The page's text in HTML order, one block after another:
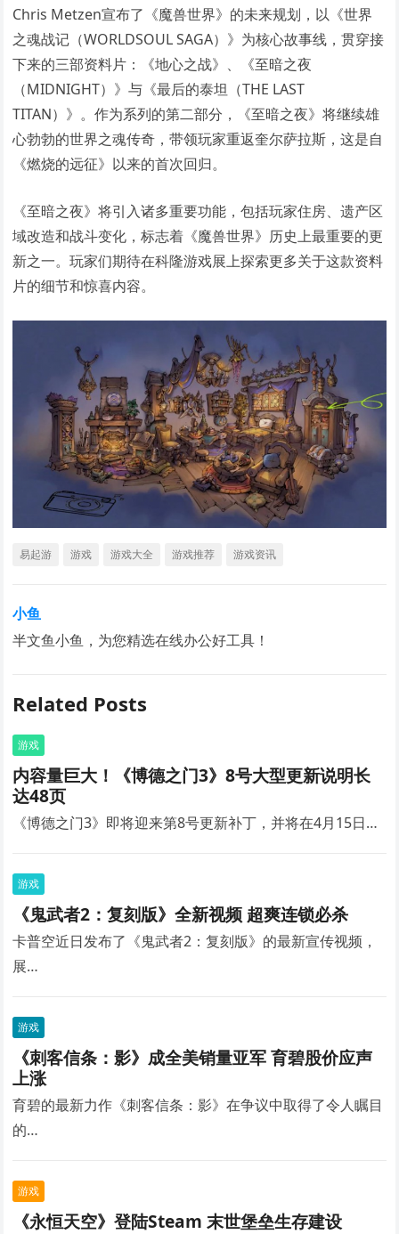
Chris Metzen宣布了《魔兽世界》的未来规划，以《世界
之魂战记（WORLDSOUL SAGA）》为核心故事线，贯穿接
下来的三部资料片：《地心之战》、《至暗之夜
（MIDNIGHT）》与《最后的泰坦（THE LAST
TITAN）》。作为系列的第二部分，《至暗之夜》将继续雄
心勃勃的世界之魂传奇，带领玩家重返奎尔萨拉斯，这是自
《燃烧的远征》以来的首次回归。
《至暗之夜》将引入诸多重要功能，包括玩家住房、遗产区
域改造和战斗变化，标志着《魔兽世界》历史上最重要的更
新之一。玩家们期待在科隆游戏展上探索更多关于这款资料
片的细节和惊喜内容。
易起游 游戏 游戏大全 游戏推荐 游戏资讯
小鱼
半文鱼小鱼，为您精选在线办公好工具！
Related Posts
游戏
内容量巨大！《博德之门3》8号大型更新说明长
达48页
《博德之门3》即将迎来第8号更新补丁，并将在4月15日…
游戏
《鬼武者2：复刻版》全新视频 超爽连锁必杀
卡普空近日发布了《鬼武者2：复刻版》的最新宣传视频，
展…
游戏
《刺客信条：影》成全美销量亚军 育碧股价应声
上涨
育碧的最新力作《刺客信条：影》在争议中取得了令人瞩目
的…
游戏
《永恒天空》登陆Steam 末世堡垒生存建设